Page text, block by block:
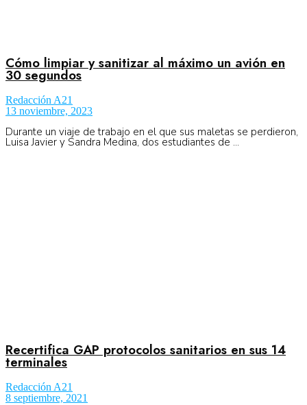
No Result
View All Result
Cómo limpiar y sanitizar al máximo un avión en
30 segundos
Redacción A21
13 noviembre, 2023
Durante un viaje de trabajo en el que sus maletas se perdieron,
Luisa Javier y Sandra Medina, dos estudiantes de ...
Recertifica GAP protocolos sanitarios en sus 14
terminales
Redacción A21
8 septiembre, 2021